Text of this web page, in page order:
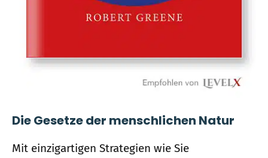
Die Gesetze der menschlichen Natur
Mit einzigartigen Strategien wie Sie